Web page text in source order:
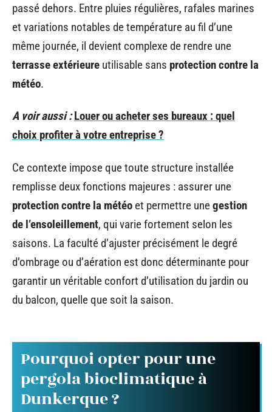
passé dehors. Entre pluies régulières, rafales marines
et variations notables de température au fil d’une
même journée, il devient complexe de rendre une
terrasse extérieure utilisable sans protection contre la
météo.
A voir aussi : Louer ou acheter ses bureaux : quel
choix profiter à votre entreprise ?
Ce contexte impose que toute structure installée
remplisse deux fonctions majeures : assurer une
protection contre la météo et permettre unegestion
de l’ensoleillement, qui varie fortement selon les
saisons. La faculté d’ajuster précisément le degré
d’ombrage ou d’aération est donc déterminante pour
garantir un véritable confort d’utilisation du jardin ou
du balcon, quelle que soit la saison.
Pourquoi opter pour une
pergola bioclimatique à
Dunkerque ?